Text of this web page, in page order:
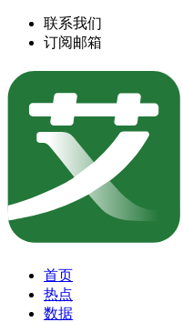
联系我们
订阅邮箱
首页
热点
数据